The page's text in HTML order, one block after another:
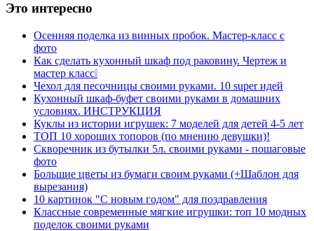
Это интересно
Осенняя поделка из винных пробок. Мастер-класс с
фото
Как сделать кухонный шкаф под раковину. Чертеж и
мастер класс❕
Чехол для песочницы своими руками. 10 super идей
Кухонный шкаф-буфет своими руками в домашних
условиях. ИНСТРУКЦИЯ
Куклы из истории игрушек: 7 моделей для детей 4-5 лет
ТОП 10 хороших топоров (по мнению девушки)!
Скворечник из бутылки 5л. своими руками - пошаговые
фото
Большие цветы из бумаги своим руками (+Шаблон для
вырезания)
10 картинок "С новым годом" для поздравления
Классные современные мягкие игрушки: топ 10 модных
поделок своими руками